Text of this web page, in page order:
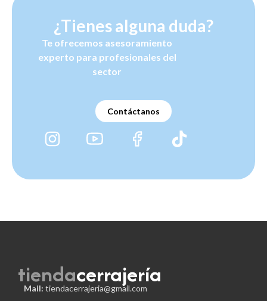
¿Tienes alguna duda?
Te ofrecemos asesoramiento
experto para profesionales del
sector
Contáctanos
tiendacerrajería
Mail: tiendacerrajeria@gmail.com